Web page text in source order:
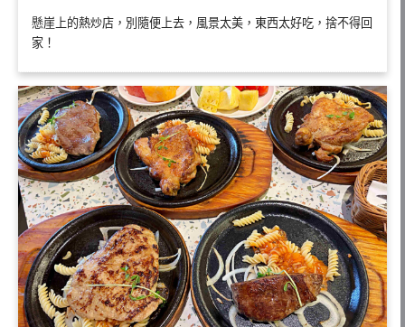
懸崖上的熱炒店，別隨便上去，風景太美，東西太好吃，捨不得回
家！